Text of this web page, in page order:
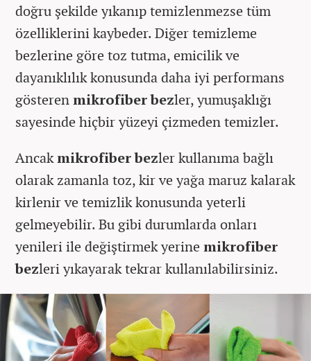
doğru şekilde yıkanıp temizlenmezse tüm
özelliklerini kaybeder. Diğer temizleme
bezlerine göre toz tutma, emicilik ve
dayanıklılık konusunda daha iyi performans
gösterenmikrofiber bezler, yumuşaklığı
sayesinde hiçbir yüzeyi çizmeden temizler.
Ancakmikrofiber bezler kullanıma bağlı
olarak zamanla toz, kir ve yağa maruz kalarak
kirlenir ve temizlik konusunda yeterli
gelmeyebilir. Bu gibi durumlarda onları
yenileri ile değiştirmek yerine mikrofiber
bezleri yıkayarak tekrar kullanılabilirsiniz.